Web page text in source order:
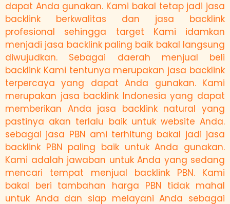
dapat Anda gunakan. Kami bakal tetap jadi jasa
backlink berkwalitas dan jasa backlink
profesional sehingga target Kami idamkan
menjadi jasa backlink paling baik bakal langsung
diwujudkan. Sebagai daerah menjual beli
backlink Kami tentunya merupakan jasa backlink
terpercaya yang dapat Anda gunakan. Kami
merupakan jasa backlink Indonesia yang dapat
memberikan Anda jasa backlink natural yang
pastinya akan terlalu baik untuk website Anda.
sebagai jasa PBN ami terhitung bakal jadi jasa
backlink PBN paling baik untuk Anda gunakan.
Kami adalah jawaban untuk Anda yang sedang
mencari tempat menjual backlink PBN. Kami
bakal beri tambahan harga PBN tidak mahal
untuk Anda dan siap melayani Anda sebagai